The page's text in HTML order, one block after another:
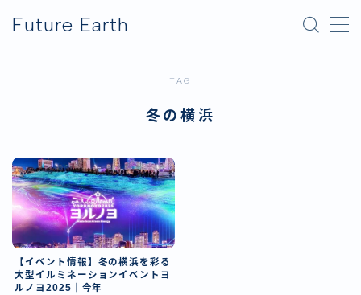
Future Earth
横浜グリーンエクスポ
TAG
冬の横浜
【イベント情報】冬の横浜を彩る
大型イルミネーションイベントヨ
ルノヨ2025｜今年